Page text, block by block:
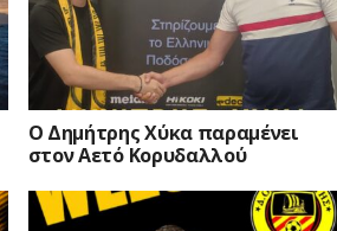
O Δημήτρης Χύκα παραμένει
στον Αετό Κορυδαλλού